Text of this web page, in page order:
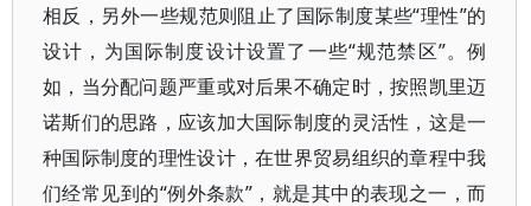
相反，另外一些规范则阻止了国际制度某些“理性”的
设计，为国际制度设计设置了一些“规范禁区”。例
如，当分配问题严重或对后果不确定时，按照凯里迈
诺斯们的思路，应该加大国际制度的灵活性，这是一
种国际制度的理性设计，在世界贸易组织的章程中我
们经常见到的“例外条款”，就是其中的表现之一，而